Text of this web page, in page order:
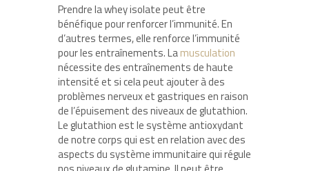
Prendre la whey isolate peut être
bénéfique pour renforcer l’immunité. En
d’autres termes, elle renforce l’immunité
pour les entraînements. Lamusculation
nécessite des entraînements de haute
intensité et si cela peut ajouter à des
problèmes nerveux et gastriques en raison
de l’épuisement des niveaux de glutathion.
Le glutathion est le système antioxydant
de notre corps qui est en relation avec des
aspects du système immunitaire qui régule